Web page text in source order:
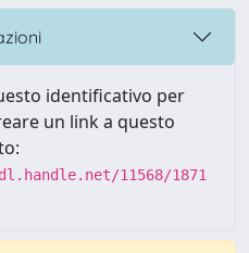
identificativo per
un link a questo
11568/1871